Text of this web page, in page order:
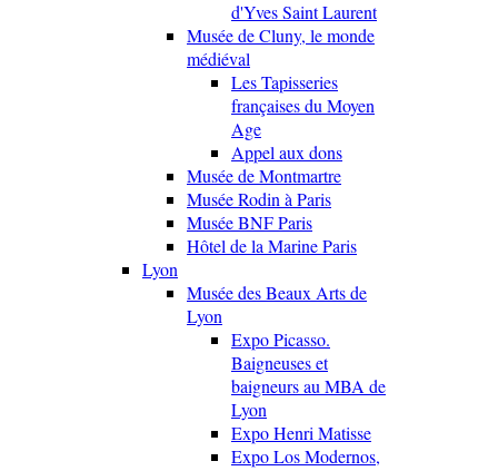
d'Yves Saint Laurent
Musée de Cluny, le monde
médiéval
Les Tapisseries
françaises du Moyen
Age
Appel aux dons
Musée de Montmartre
Musée Rodin à Paris
Musée BNF Paris
Hôtel de la Marine Paris
Lyon
Musée des Beaux Arts de
Lyon
Expo Picasso.
Baigneuses et
baigneurs au MBA de
Lyon
Expo Henri Matisse
Expo Los Modernos,